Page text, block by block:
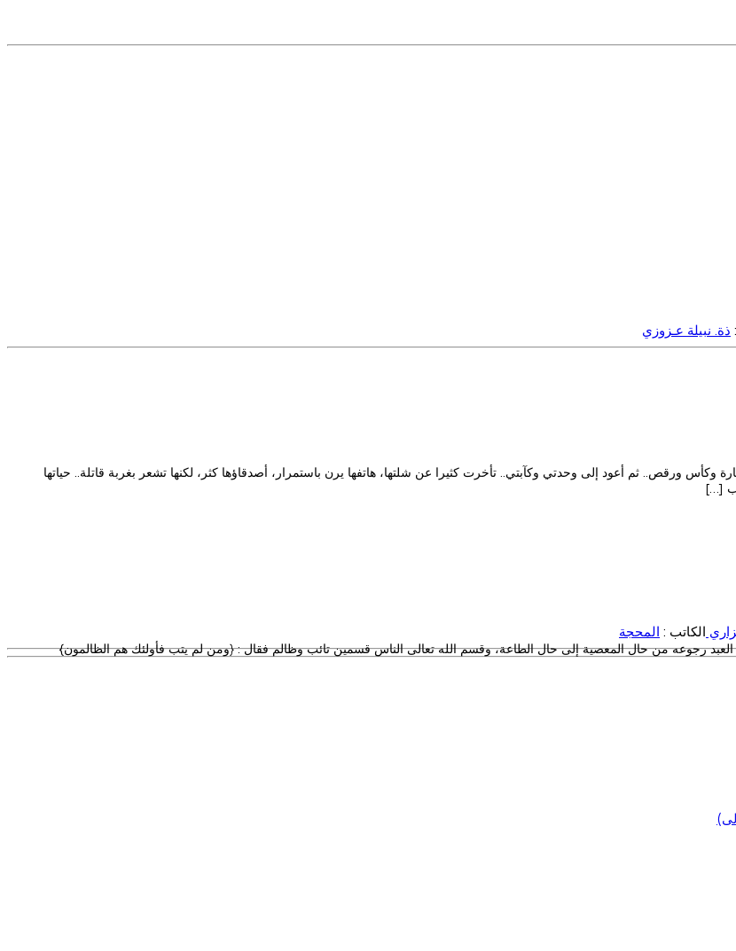
وكأس ورقص.. ثم أعود إلى وحدتي وكآبتي.. تأخرت كثيرا عن شلتها، هاتفها يرن باستمرار، أصدقاؤها كثر، لكنها تشعر بغربة قاتلة.. حياتها
[…]
ذة. نبيلة عـزوزي
رجوعه من حال المعصية إلى حال الطاعة، وقسم الله تعالى الناس قسمين تائب وظالم فقال : {ومن لم يتب فأولئك هم الظالمون}
الكاتب : المحجة